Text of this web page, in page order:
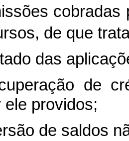
cobradas
de que
das
de
providos;
de saldos